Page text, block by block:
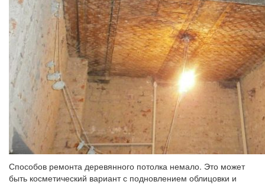
Способов ремонта деревянного потолка немало. Это может
быть косметический вариант с подновлением облицовки и